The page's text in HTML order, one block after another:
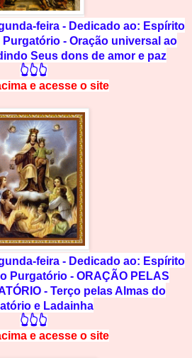
feira - Dedicado ao: Espírito
- Oração universal ao
Seus dons de amor e paz
👆👆👆
e acesse o site
feira - Dedicado ao: Espírito
Purgatório - ORAÇÃO PELAS
- Terço pelas Almas do
e Ladainha
👆👆👆
e acesse o site